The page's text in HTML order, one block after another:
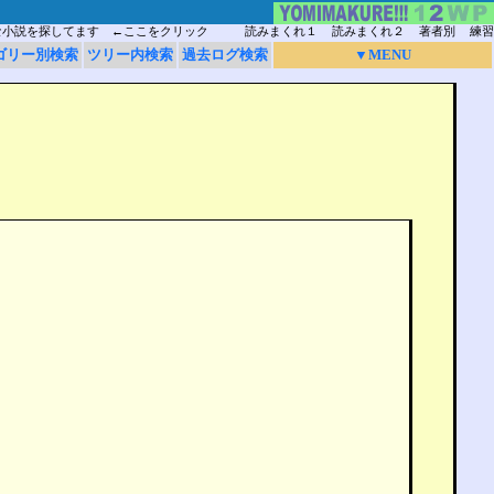
小説を探してます ←ここをクリック
読みまくれ１ 読みまくれ２ 著者別 練習
リー別検索 ツリー内検索 過去ログ検索 ▼MENU